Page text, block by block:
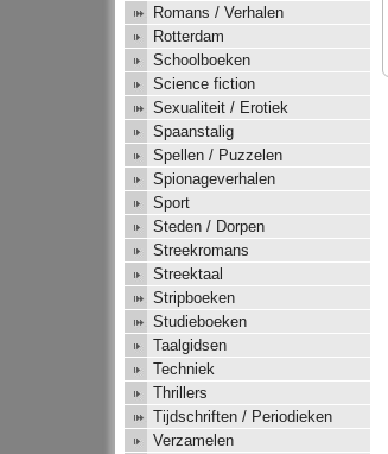
Romans / Verhalen
Rotterdam
Schoolboeken
Science fiction
Sexualiteit / Erotiek
Spaanstalig
Spellen / Puzzelen
Spionageverhalen
Sport
Steden / Dorpen
Streekromans
Streektaal
Stripboeken
Studieboeken
Taalgidsen
Techniek
Thrillers
Tijdschriften / Periodieken
Verzamelen